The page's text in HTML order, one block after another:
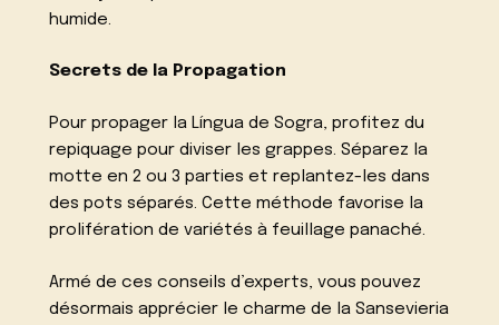
humide.
Secrets de la Propagation
Pour propager la Língua de Sogra, profitez du
repiquage pour diviser les grappes. Séparez la
motte en 2 ou 3 parties et replantez-les dans
des pots séparés. Cette méthode favorise la
prolifération de variétés à feuillage panaché.
Armé de ces conseils d’experts, vous pouvez
désormais apprécier le charme de la Sansevieria